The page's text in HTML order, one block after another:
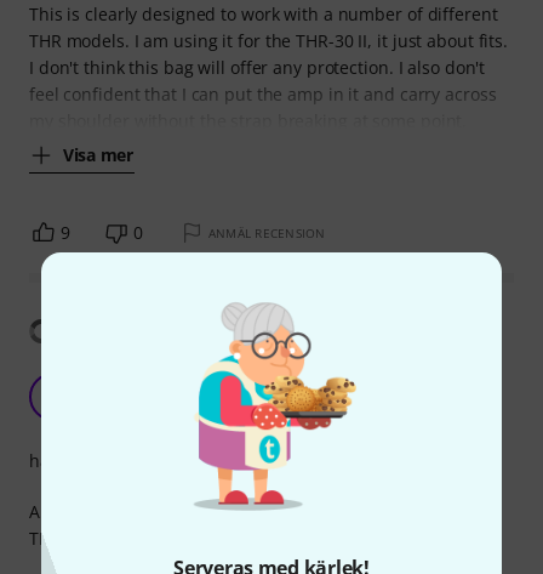
Serveras med kärlek!
This is clearly designed to work with a number of different
THR models. I am using it for the THR-30 II, it just about fits.
I don't think this bag will offer any protection. I also don't
feel confident that I can put the amp in it and carry across
Visa mer
9 0 ANMÄL RECENSION
Yamaha heritage
Owyeah 22.07.2026
Amazing product, excelente quality and perfect fit for ther
THR
hantverkskvalitet